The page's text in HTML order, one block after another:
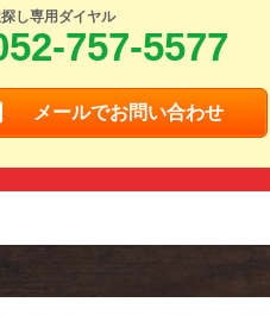
し専用ダイヤル
757-5577
メールでお問い合わせ